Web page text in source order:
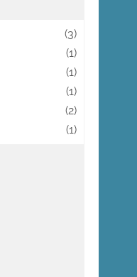
(3)
(1)
(1)
(1)
(2)
(1)